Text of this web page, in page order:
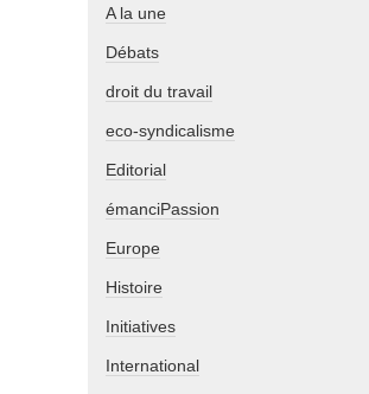
A la une
Débats
droit du travail
eco-syndicalisme
Editorial
émanciPassion
Europe
Histoire
Initiatives
International